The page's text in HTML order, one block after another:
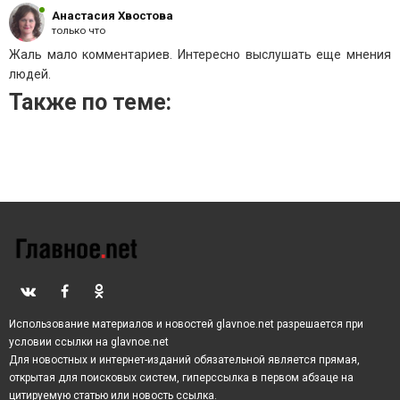
Анастасия Хвостова
только что
Жаль мало комментариев. Интересно выслушать еще мнения
людей.
Также по теме:
Использование материалов и новостей glavnoe.net разрешается при
условии ссылки на glavnoe.net
Для новостных и интернет-изданий обязательной является прямая,
открытая для поисковых систем, гиперссылка в первом абзаце на
цитируемую статью или новость ссылка.